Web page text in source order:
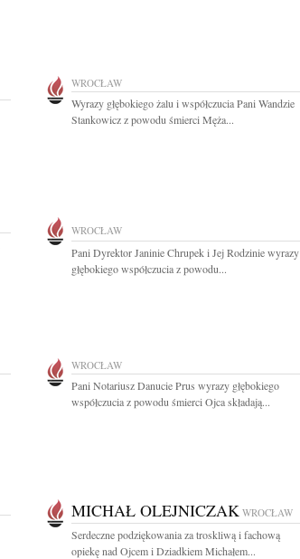
WROCŁAW
Wyrazy głębokiego żalu i współczucia Pani Wandzie
Stankowicz z powodu śmierci Męża...
WROCŁAW
Pani Dyrektor Janinie Chrupek i Jej Rodzinie wyrazy
głębokiego współczucia z powodu...
WROCŁAW
Pani Notariusz Danucie Prus wyrazy głębokiego
współczucia z powodu śmierci Ojca składają...
MICHAŁ OLEJNICZAK WROCŁAW
Serdeczne podziękowania za troskliwą i fachową
opiekę nad Ojcem i Dziadkiem Michałem...